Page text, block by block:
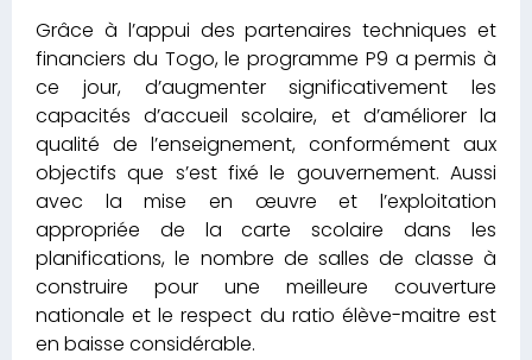
Grâce à l’appui des partenaires techniques et
financiers du Togo, le programme P9 a permis à
ce jour, d’augmenter significativement les
capacités d’accueil scolaire, et d’améliorer la
qualité de l’enseignement, conformément aux
objectifs que s’est fixé le gouvernement. Aussi
avec la mise en œuvre et l’exploitation
appropriée de la carte scolaire dans les
planifications, le nombre de salles de classe à
construire pour une meilleure couverture
nationale et le respect du ratio élève-maitre est
en baisse considérable.